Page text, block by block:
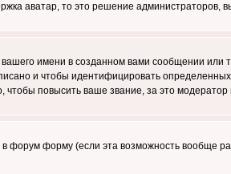
аватар, то это решение администраторов,
имени в созданном вами сообщении или
и чтобы идентифицировать
повысить ваше звание, за это
форум форму (если эта возможность вообще